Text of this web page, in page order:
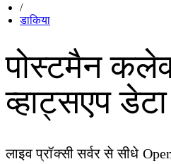
/
डाकिया
पोस्टमैन
व्हाट्सएप
लाइव प्रॉक्सी सर्वर से सीधे